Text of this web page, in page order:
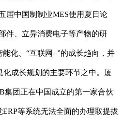
届中国制制业MES使用夏日论
件、立异消费电子等产物的研
化、“互联网+”的成长趋向，并
化成长规划的主要环节之中。厦
集团正在中国成立的第一家合伙
等系统无法全面的办理取提拔